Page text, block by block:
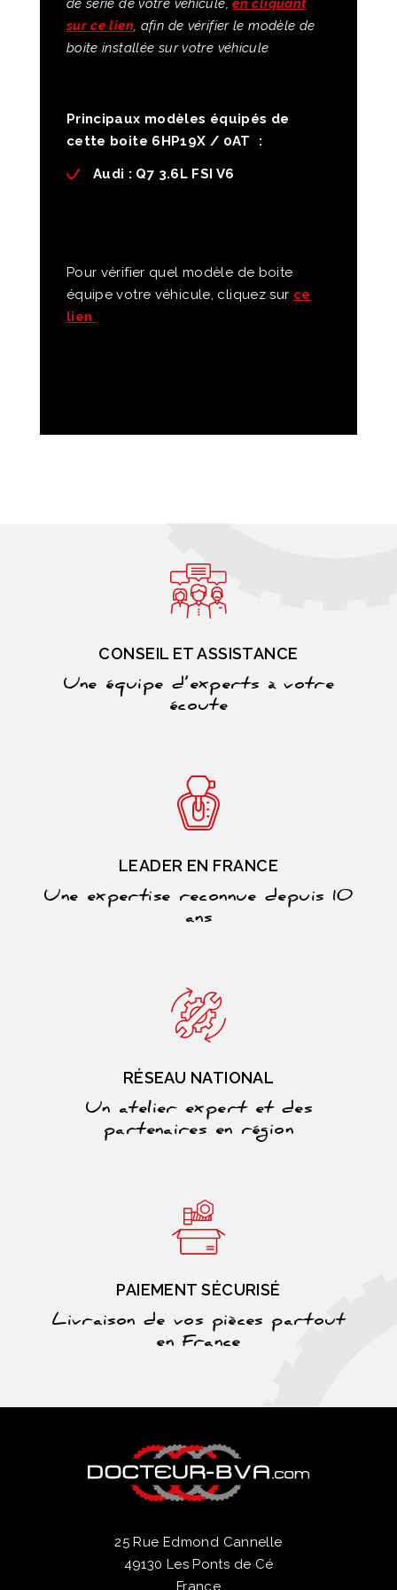
de série de votre véhicule,en cliquant
sur ce lien, afin de vérifier le modèle de
boite installée sur votre véhicule
Principaux modèles équipés de
cette boite 6HP19X / 0AT :
Audi : Q7 3.6L FSI V6
Pour vérifier quel modèle de boite
équipe votre véhicule, cliquez sur ce
lien
CONSEIL ET ASSISTANCE
Une équipe d’experts à votre
écoute
LEADER EN FRANCE
Une expertise reconnue depuis 10
ans
RÉSEAU NATIONAL
Un atelier expert et des
partenaires en région
PAIEMENT SÉCURISÉ
Livraison de vos pièces partout
en France
25 Rue Edmond Cannelle
49130 Les Ponts de Cé
France